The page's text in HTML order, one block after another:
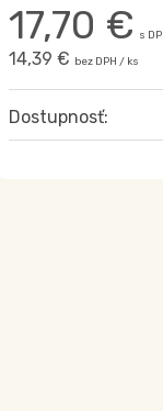
17,70 € s
14,39 € bez DPH / ks
Dostupnosť: